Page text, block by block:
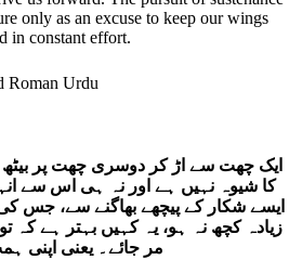
only as an excuse to keep our wings
in constant effort.
Roman Urdu
ایک چھت سے اڑ کر دوسری چھت پر بیٹھ
کا شیوہ نہیں ہے اور نہ ہی اس سے
ایسے شکار کے پیچھے بھاگنے سے، جس
زیادہ کچھ نہ ہو، یہ کہیں بہتر ہے کہ